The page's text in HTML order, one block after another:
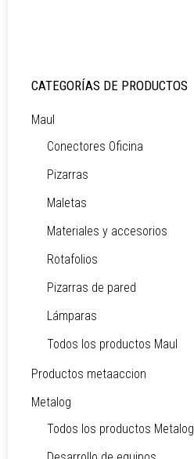
CATEGORÍAS DE PRODUCTOS
Maul
Conectores Oficina
Pizarras
Maletas
Materiales y accesorios
Rotafolios
Pizarras de pared
Lámparas
Todos los productos Maul
Productos metaaccion
Metalog
Todos los productos Metalog